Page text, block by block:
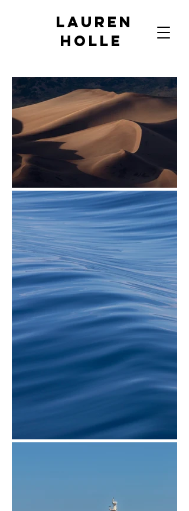
Lauren
Holle